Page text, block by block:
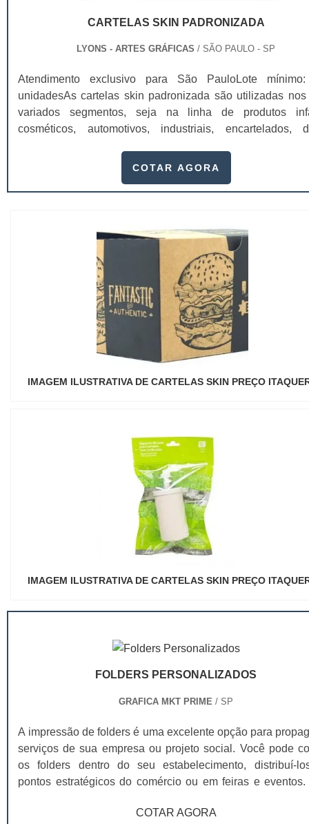
CARTELAS SKIN PADRONIZADA
LYONS - ARTES GRÁFICAS / SÃO PAULO - SP
Atendimento exclusivo para São PauloLote
unidadesAs cartelas skin padronizada são utilizadas nos
variados segmentos, seja na linha de produtos
cosméticos, automotivos, industriais, encartelados,
que garantem aos clientes o melhor custo/benefício
produção e entrega, a empresa...
COTAR AGORA
IMAGEM ILUSTRATIVA DE CARTELAS SKIN PREÇO
IMAGEM ILUSTRATIVA DE CARTELAS SKIN PREÇO
FOLDERS PERSONALIZADOS
GRAFICA MKT PRIME / SP
A impressão de folders é uma excelente opção para
serviços de sua empresa ou projeto social. Você pode
os folders dentro do seu estabelecimento, distribuí-
pontos estratégicos do comércio ou em feiras e eventos.
especializados em diagramação e comunicação visual,
COTAR AGORA